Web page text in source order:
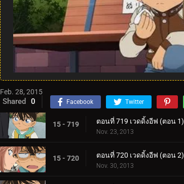
Feb. 28, 2015
Shared 0 Facebook Twitter
15 - 719 ตอนที่ 719 เวดดิ้งอีฟ (ตอน 1)
Nov. 23, 2013
15 - 720 ตอนที่ 720 เวดดิ้งอีฟ (ตอน 2)
Nov. 30, 2013